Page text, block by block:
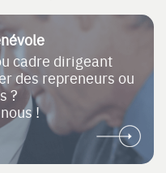
cadre dirigeant
des repreneurs ou
?
!